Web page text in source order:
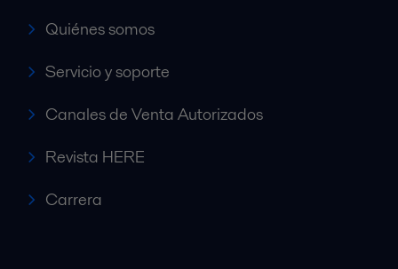
Quiénes somos
Servicio y soporte
Canales de Venta Autorizados
Revista HERE
Carrera